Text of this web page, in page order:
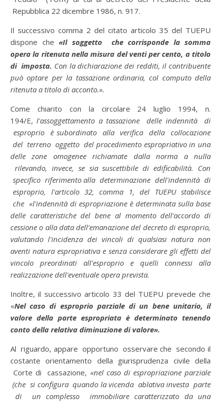
Repubblica 22 dicembre 1986, n. 917.
Il successivo comma 2 del citato articolo 35 del TUEPU
dispone che «Il soggetto che corrisponde la somma
opera la ritenuta nella misura del venti per cento, a titolo
di imposta. Con la dichiarazione dei redditi, il contribuente
può optare per la tassazione ordinaria, col computo della
ritenuta a titolo di acconto.».
Come chiarito con la circolare 24 luglio 1994, n.
194/E, l'assoggettamento a tassazione delle indennità di
esproprio è subordinato alla verifica della collocazione
del terreno oggetto del procedimento espropriativo in una
delle zone omogenee richiamate dalla norma a nulla
rilevando, invece, se sia suscettibile di edificabilità. Con
specifico riferimento alla determinazione dell'indennità di
esproprio, l'articolo 32, comma 1, del TUEPU stabilisce
che «l'indennità di espropriazione è determinata sulla base
delle caratteristiche del bene al momento dell'accordo di
cessione o alla data dell'emanazione del decreto di esproprio,
valutando l'incidenza dei vincoli di qualsiasi natura non
aventi natura espropriativa e senza considerare gli effetti del
vincolo preordinati all'esproprio e quelli connessi alla
realizzazione dell'eventuale opera prevista.
Inoltre, il successivo articolo 33 del TUEPU prevede che
«Nel caso di esproprio parziale di un bene unitario, il
valore della parte espropriata è determinato tenendo
conto della relativa diminuzione di valore».
Al riguardo, appare opportuno osservare che secondo il
costante orientamento della giurisprudenza civile della
Corte di cassazione, «nel caso di espropriazione parziale
(che si configura quando la vicenda ablativa investa parte
di un complesso immobiliare caratterizzato da una